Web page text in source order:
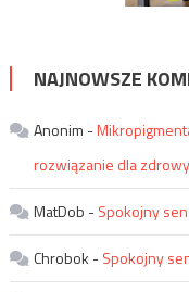
NAJNOWSZE
Anonim -
rozwiązanie dla
MatDob -Spokojny
Chrobok -Spokojny